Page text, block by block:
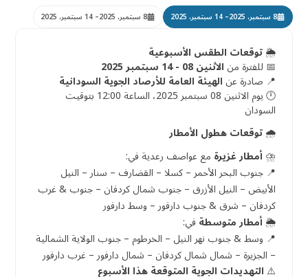
8 سبتمبر، 2025 – 14 سبتمبر، 2025 8 سبتمبر، 2025 – 14 سبتمبر، 2025
🌦️توقعات الطقس الأسبوعية
📅 للفترة من الاثنين 08 - 14 سبتمبر 2025
📍 صادرة عن الهيئة العامة للأرصاد الجوية السودانية
🕛 يوم الاثنين 08 سبتمبر 2025، الساعة 12:00 بتوقيت
السودان
🌧️توقعات هطول الأمطار
⛈️ أمطار غزيرة مع عواصف رعدية في:
📍 جنوب البحر الأحمر – كسلا – القضارف – سنار – النيل
الأبيض – النيل الأزرق – جنوب شمال كردفان – جنوب & غرب
كردفان – شرق & جنوب دارفور – وسط دارفور
🌦️أمطار متوسطة في:
📍 وسط & جنوب نهر النيل – الخرطوم – جنوب الولاية الشمالية
– الجزيرة – شمال شمال كردفان – شمال دارفور – غرب دارفور
⚠️ التهديدات الجوية المتوقعة هذا الأسبوع